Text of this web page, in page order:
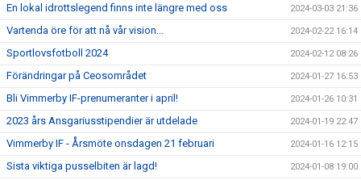
En lokal idrottslegend finns inte längre med oss 2024-03-03 21:36
Vartenda öre för att nå vår vision... 2024-02-22 16:14
Sportlovsfotboll 2024 2024-02-12 08:26
Förändringar på Ceosområdet 2024-01-27 16:53
Bli Vimmerby IF-prenumeranter i april! 2024-01-26 10:31
2023 års Ansgariusstipendier är utdelade 2024-01-19 22:47
Vimmerby IF - Årsmöte onsdagen 21 februari 2024-01-16 12:15
Sista viktiga pusselbiten är lagd! 2024-01-08 19:00